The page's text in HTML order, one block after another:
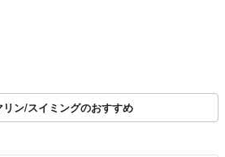
ン/スイミングのおすすめ